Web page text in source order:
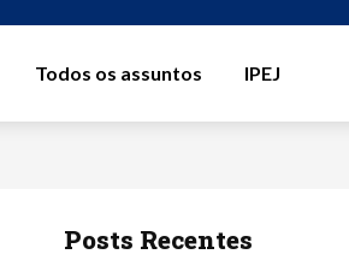
Todos os assuntos IPEJ
Posts Recentes